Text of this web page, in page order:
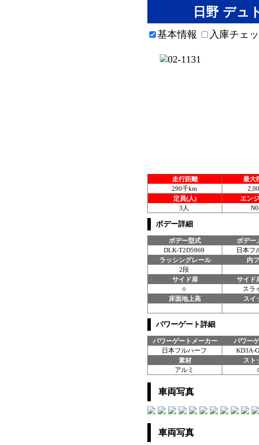
日野 デュ
基本情報 入庫チェ
走行距離
290千km
最大
定員(人)
3人
エン
ボデー詳細
ボデー型式
DLK-T2D5969
ボデー
日本フ
ラッシングレール
2段
内
サイド扉
○
サイド
スラ
床面地上高 スイ
パワーゲート詳細
パワーゲートメーカー
日本フルハーフ
パワー
KD3A-
素材
アルミ
スト
車両写真
車両写真